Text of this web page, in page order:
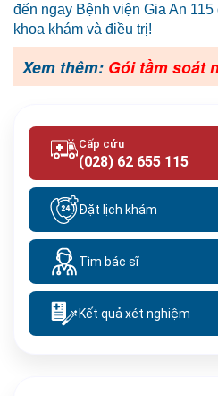
đến ngay Bệnh viện Gia An
khoa khám và điều trị!
Xem thêm: Gói tầm soát
Cấp cứu
(028) 62 655 115
Đặt lịch khám
Tìm bác sĩ
Kết quả xét nghiệm